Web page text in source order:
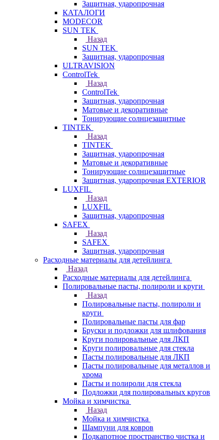
Защитная, ударопрочная
КАТАЛОГИ
MODECOR
SUN TEK
Назад
SUN TEK
Защитная, ударопрочная
ULTRAVISION
ControlTek
Назад
ControlTek
Защитная, ударопрочная
Матовые и декоративные
Тонирующие солнцезащитные
TINTEK
Назад
TINTEK
Защитная, ударопрочная
Матовые и декоративные
Тонирующие солнцезащитные
Защитная, ударопрочная EXTERIOR
LUXFIL
Назад
LUXFIL
Защитная, ударопрочная
SAFEX
Назад
SAFEX
Защитная, ударопрочная
Расходные материалы для детейлинга
Назад
Расходные материалы для детейлинга
Полировальные пасты, полироли и круги
Назад
Полировальные пасты, полироли и
круги
Полировальные пасты для фар
Бруски и подложки для шлифования
Круги полировальные для ЛКП
Круги полировальные для стекла
Пасты полировальные для ЛКП
Пасты полировальные для металлов и
хрома
Пасты и полироли для стекла
Подложки для полировальных кругов
Мойка и химчистка
Назад
Мойка и химчистка
Шампуни для ковров
Подкапотное пространство чистка и